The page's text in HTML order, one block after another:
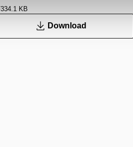
334.1 KB
Download